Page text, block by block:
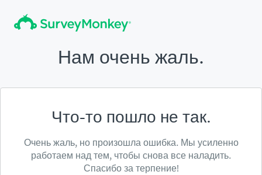
Нам очень жаль.
Что-то пошло не так.
Очень жаль, но произошла ошибка. Мы усиленно
работаем над тем, чтобы снова все наладить.
Спасибо за терпение!